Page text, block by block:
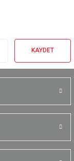
KAYDET